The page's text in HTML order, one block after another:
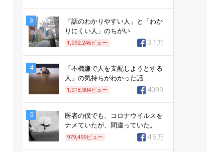
3
「話のわかりやすい人」と「わか
りにくい人」のちがい
1,092,246ビュー 3.1万
4
「不機嫌で人を支配しようとする
人」の気持ちがわかった話
1,018,304ビュー 4099
5
医者の僕でも、コロナウイルスを
ナメていたが、間違っていた。
979,499ビュー 4.5万